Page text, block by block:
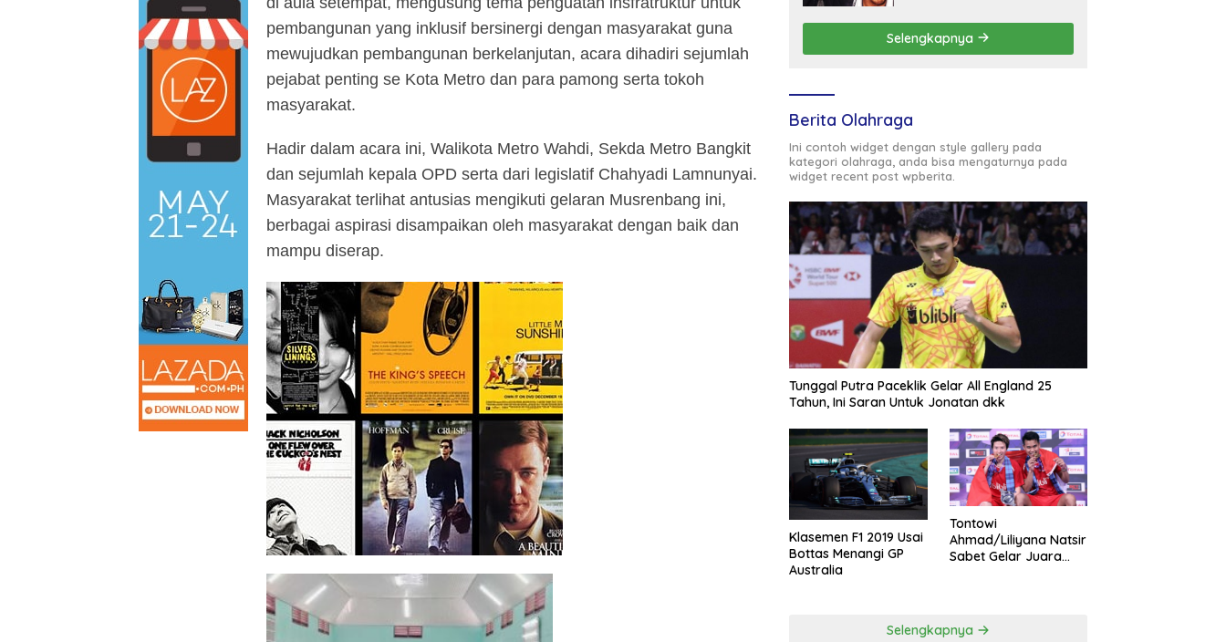
pembangunan yang inklusif bersinergi dengan masyarakat guna
mewujudkan pembangunan berkelanjutan, acara dihadiri sejumlah
pejabat penting se Kota Metro dan para pamong serta tokoh
masyarakat.
Hadir dalam acara ini, Walikota Metro Wahdi, Sekda Metro Bangkit
dan sejumlah kepala OPD serta dari legislatif Chahyadi Lamnunyai.
Masyarakat terlihat antusias mengikuti gelaran Musrenbang ini,
berbagai aspirasi disampaikan oleh masyarakat dengan baik dan
mampu diserap.
Selengkapnya
Berita Olahraga
Ini contoh widget dengan style gallery pada
kategori olahraga, anda bisa mengaturnya pada
widget recent post wpberita.
Tunggal Putra Paceklik Gelar All England 25
Tahun, Ini Saran Untuk Jonatan dkk
Klasemen F1 2019 Usai
Bottas Menangi GP
Australia
Tontowi
Ahmad/Liliyana Natsir
Sabet Gelar Juara
Selengkapnya